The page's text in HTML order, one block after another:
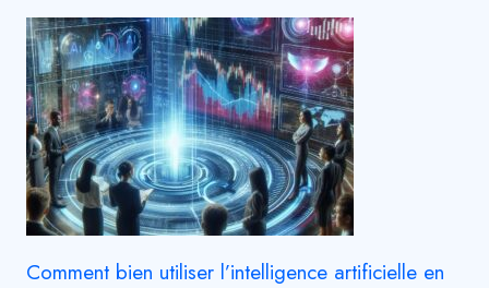
Comment bien utiliser l’intelligence artificielle en